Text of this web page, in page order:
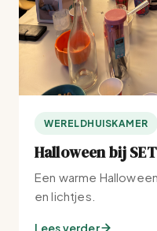
WERELDHUISKAMER
Halloween bij
Een warme
en lichtjes.
Lees verder